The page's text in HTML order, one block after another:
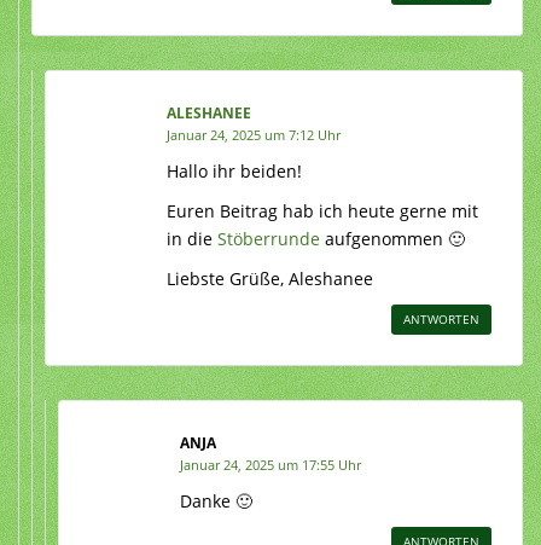
ALESHANEE
Januar 24, 2025 um 7:12 Uhr
Hallo ihr beiden!
Euren Beitrag hab ich heute gerne mit
in die Stöberrunde aufgenommen 🙂
Liebste Grüße, Aleshanee
ANTWORTEN
ANJA
Januar 24, 2025 um 17:55 Uhr
Danke 🙂
ANTWORTEN